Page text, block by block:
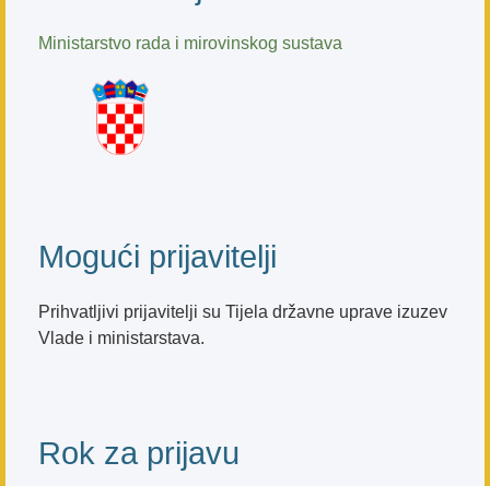
Ministarstvo rada i mirovinskog sustava
Mogući prijavitelji
Prihvatljivi prijavitelji su Tijela državne uprave izuzev
Vlade i ministarstava.
Rok za prijavu